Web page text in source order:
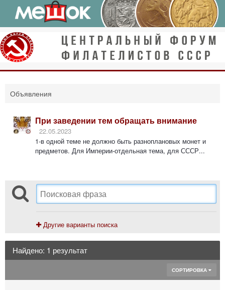
Объявления
При заведении тем обращать внимание
22.05.2023
1-в одной теме не должно быть разноплановых монет и
предметов. Для Империи-отдельная тема, для СССР...
Другие варианты поиска
Найдено: 1 результат
СОРТИРОВКА